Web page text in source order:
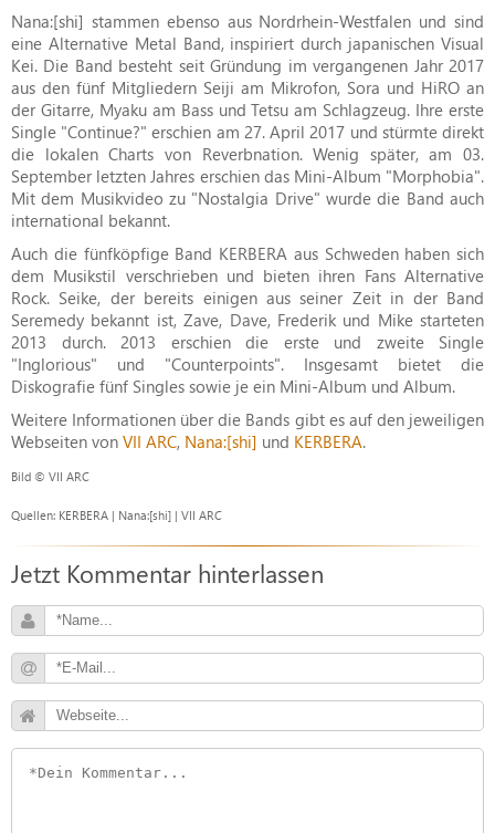
Nana:[shi] stammen ebenso aus Nordrhein-Westfalen und sind
eine Alternative Metal Band, inspiriert durch japanischen Visual
Kei. Die Band besteht seit Gründung im vergangenen Jahr 2017
aus den fünf Mitgliedern Seiji am Mikrofon, Sora und HiRO an
der Gitarre, Myaku am Bass und Tetsu am Schlagzeug. Ihre erste
Single "Continue?" erschien am 27. April 2017 und stürmte direkt
die lokalen Charts von Reverbnation. Wenig später, am 03.
September letzten Jahres erschien das Mini-Album "Morphobia".
Mit dem Musikvideo zu "Nostalgia Drive" wurde die Band auch
international bekannt.
Auch die fünfköpfige Band KERBERA aus Schweden haben sich
dem Musikstil verschrieben und bieten ihren Fans Alternative
Rock. Seike, der bereits einigen aus seiner Zeit in der Band
Seremedy bekannt ist, Zave, Dave, Frederik und Mike starteten
2013 durch. 2013 erschien die erste und zweite Single
"Inglorious" und "Counterpoints". Insgesamt bietet die
Diskografie fünf Singles sowie je ein Mini-Album und Album.
Weitere Informationen über die Bands gibt es auf den jeweiligen
Webseiten von VII ARC, Nana:[shi] und KERBERA.
Bild © VII ARC
Quellen: KERBERA | Nana:[shi] | VII ARC
Jetzt Kommentar hinterlassen